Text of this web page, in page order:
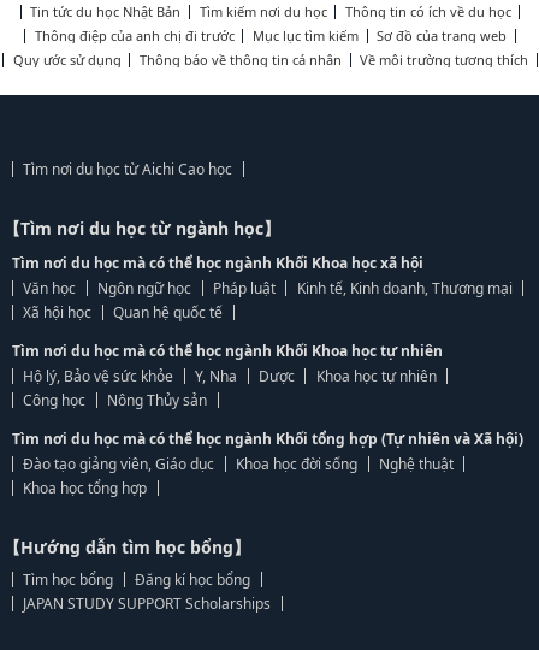
Tin tức du học Nhật Bản Tìm kiếm nơi du học
Thông tin có ích về du học
Thông điệp của anh chị đi trước
Mục lục tìm kiếm
Sơ đồ của trang web
Quy ước sử dụng
Thông báo về thông tin cá nhân Về môi trường tương thích
Tìm nơi du học từ Aichi Cao học
【Tìm nơi du học từ ngành học】
Tìm nơi du học mà có thể học ngành Khối Khoa học xã hội
Văn học
Ngôn ngữ học Pháp luật
Kinh tế, Kinh doanh, Thương mại
Xã hội học
Quan hệ quốc tế
Tìm nơi du học mà có thể học ngành Khối Khoa học tự nhiên
Hộ lý, Bảo vệ sức khỏe
Y, Nha Dược
Khoa học tự nhiên
Công học
Nông Thủy sản
Tìm nơi du học mà có thể học ngành Khối tổng hợp (Tự nhiên và Xã hội)
Đào tạo giảng viên, Giáo dục
Khoa học đời sống
Nghệ thuật
Khoa học tổng hợp
【Hướng dẫn tìm học bổng】
Tìm học bổng
Đăng kí học bổng
JAPAN STUDY SUPPORT Scholarships